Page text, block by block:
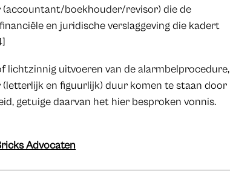
(accountant/boekhouder/revisor) die de
en juridische verslaggeving die kadert
lichtzinnig uitvoeren van de alarmbelprocedure,
en figuurlijk) duur komen te staan door
getuige daarvan het hier besproken vonnis.
Advocaten